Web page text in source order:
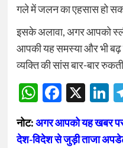
गले में जलन का एहसास हो
इसके अलावा, अगर आपको
आपकी यह समस्या और भी बढ़
व्यक्ति की सांस बार-बार
X
नोट:अगर आपको यह खबर
देश-विदेश से जुड़ी ताजा